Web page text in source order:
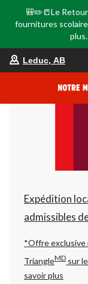
🎒✏️📒Le Retour
fournitures
Leduc, AB
Expédition
admissibles
*Offre exclusive
TriangleMD sur
savoir plus